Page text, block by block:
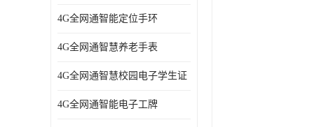
2G/4G智慧养老手环
4G全网通智能定位手环
4G全网通智慧养老手表
4G全网通智慧校园电子学生证
4G全网通智能电子工牌